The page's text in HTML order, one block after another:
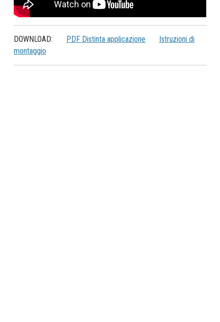
DOWNLOAD: PDF Distinta applicazione
Istruzioni di
montaggio